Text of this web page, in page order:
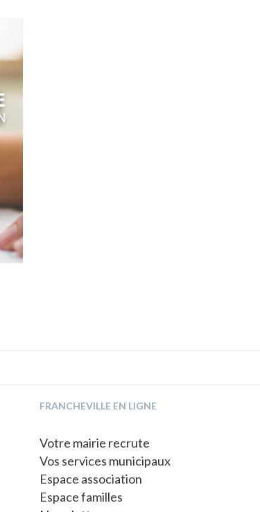
FRANCHEVILLE EN LIGNE
Votre mairie recrute
Vos services municipaux
Espace association
Espace familles